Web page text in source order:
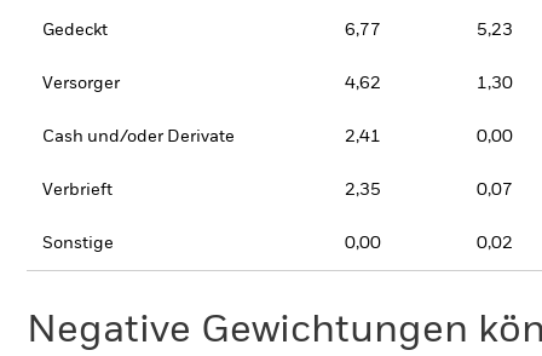
Gedeckt 6,77 5,23
Versorger 4,62 1,30
Cash und/oder Derivate 2,41 0,00
Verbrieft 2,35 0,07
Sonstige 0,00 0,02
Negative Gewichtungen